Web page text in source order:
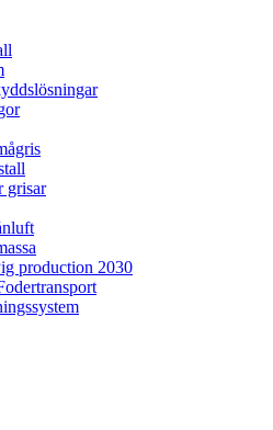
grisar
production 2030